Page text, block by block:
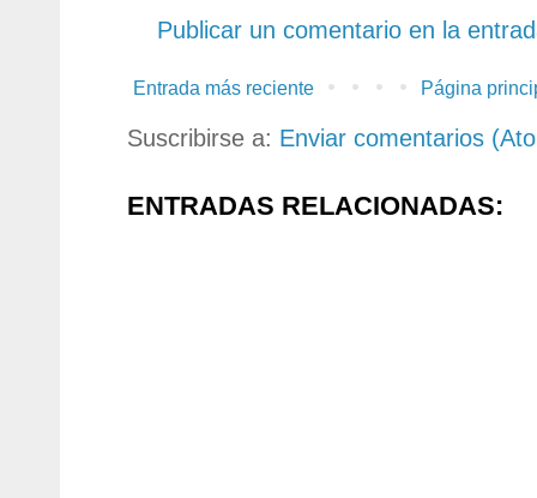
Publicar un comentario en la
Entrada más reciente Página
Suscribirse a: Enviar comentarios
ENTRADAS RELACIONADAS: